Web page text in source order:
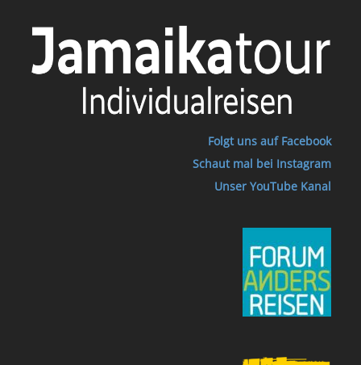
Folgt uns auf Facebook
Schaut mal bei Instagram
Unser YouTube Kanal